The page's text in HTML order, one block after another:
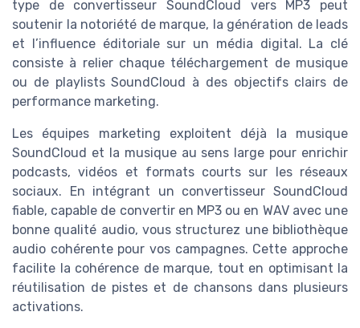
type de convertisseur SoundCloud vers MP3 peut
soutenir la notoriété de marque, la génération de leads
et l’influence éditoriale sur un média digital. La clé
consiste à relier chaque téléchargement de musique
ou de playlists SoundCloud à des objectifs clairs de
performance marketing.
Les équipes marketing exploitent déjà la musique
SoundCloud et la musique au sens large pour enrichir
podcasts, vidéos et formats courts sur les réseaux
sociaux. En intégrant un convertisseur SoundCloud
fiable, capable de convertir en MP3 ou en WAV avec une
bonne qualité audio, vous structurez une bibliothèque
audio cohérente pour vos campagnes. Cette approche
facilite la cohérence de marque, tout en optimisant la
réutilisation de pistes et de chansons dans plusieurs
activations.